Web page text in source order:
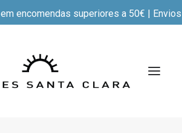
em encomendas superiores a 50€ |